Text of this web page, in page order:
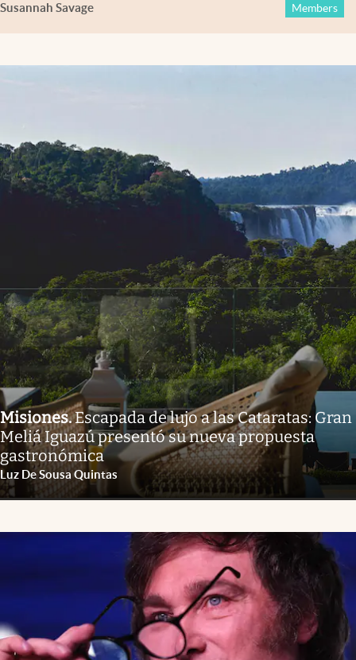
Susannah Savage Members
Misiones.Escapada de lujo a las Cataratas: Gran
Meliá Iguazú presentó su nueva propuesta
gastronómica
Luz De Sousa Quintas